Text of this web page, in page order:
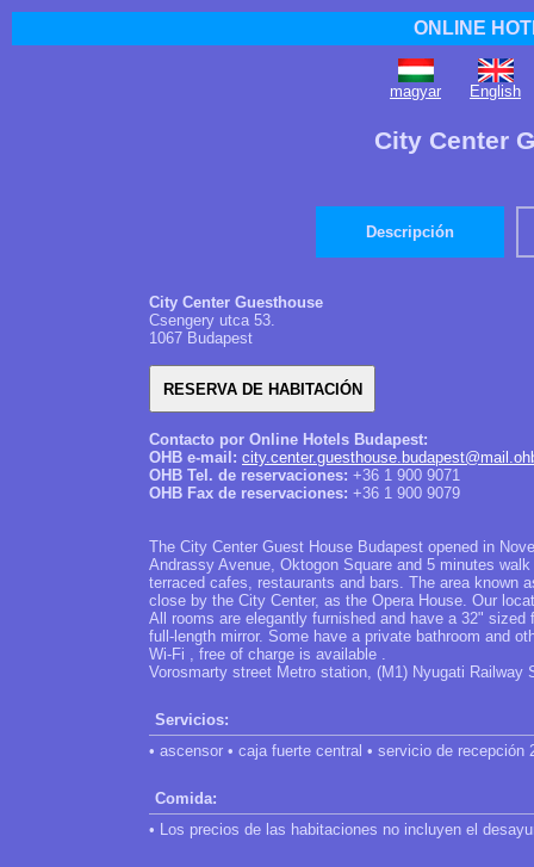
ONLINE
magyar English
City Center
Descripción
City Center Guesthouse
Csengery utca 53.
1067 Budapest
Contacto por Online Hotels Budapest:
OHB e-mail:
OHB Tel. de reservaciones: +36 1 900 9071
OHB Fax de reservaciones: +36 1 900 9079
The City Center Guest House Budapest opened in
Andrassy Avenue, Oktogon Square and 5 minutes
terraced cafes, restaurants and bars. The area known
close by the City Center, as the Opera House. Our
All rooms are elegantly furnished and have a 32"
full-length mirror. Some have a private bathroom and
Wi-Fi , free of charge is available .
Vorosmarty street Metro station, (M1) Nyugati
Servicios:
• ascensor • caja fuerte central • servicio de recepción
Comida:
• Los precios de las habitaciones no incluyen el